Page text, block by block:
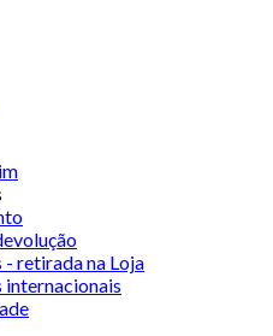
- retirada na Loja
internacionais